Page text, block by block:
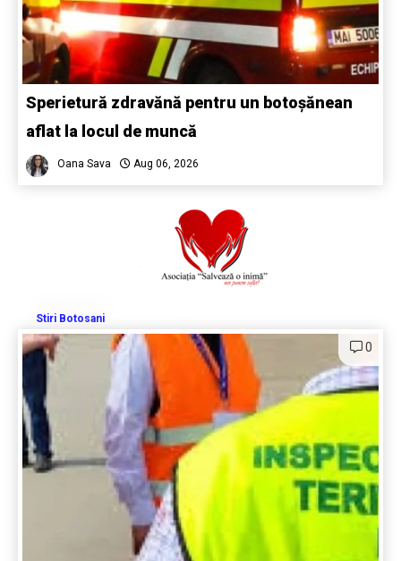
Sperietură zdravănă pentru un botoșănean
aflat la locul de muncă
Oana Sava Aug 06, 2026
Stiri Botosani
0